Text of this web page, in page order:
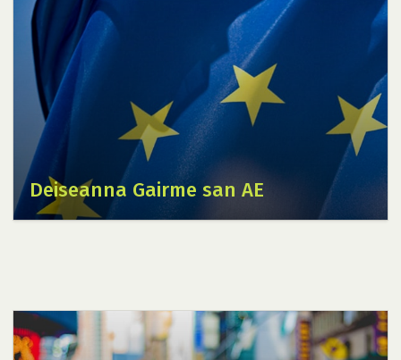
Deiseanna Gairme san AE